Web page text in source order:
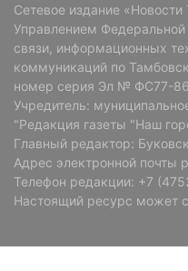
Сетевое издание
Управлением
связи, информационных
коммуникаций по
номер серия Эл № ФС77-
Учредитель:
"Редакция газеты "Наш
Главный редактор:
Адрес электронной почты
Телефон редакции: +7
Настоящий ресурс может